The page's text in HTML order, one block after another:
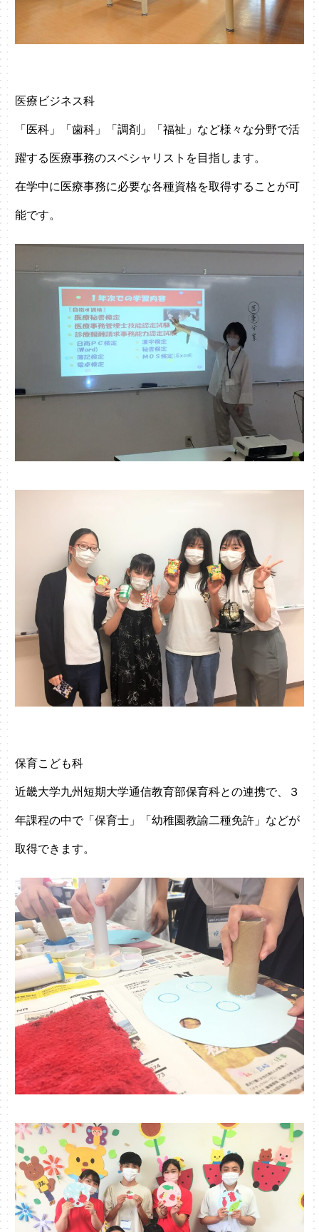
医療ビジネス科
「医科」「歯科」「調剤」「福祉」など様々な分野で活
躍する医療事務のスペシャリストを目指します。
在学中に医療事務に必要な各種資格を取得することが可
能です。
保育こども科
近畿大学九州短期大学通信教育部保育科との連携で、３
年課程の中で「保育士」「幼稚園教諭二種免許」などが
取得できます。